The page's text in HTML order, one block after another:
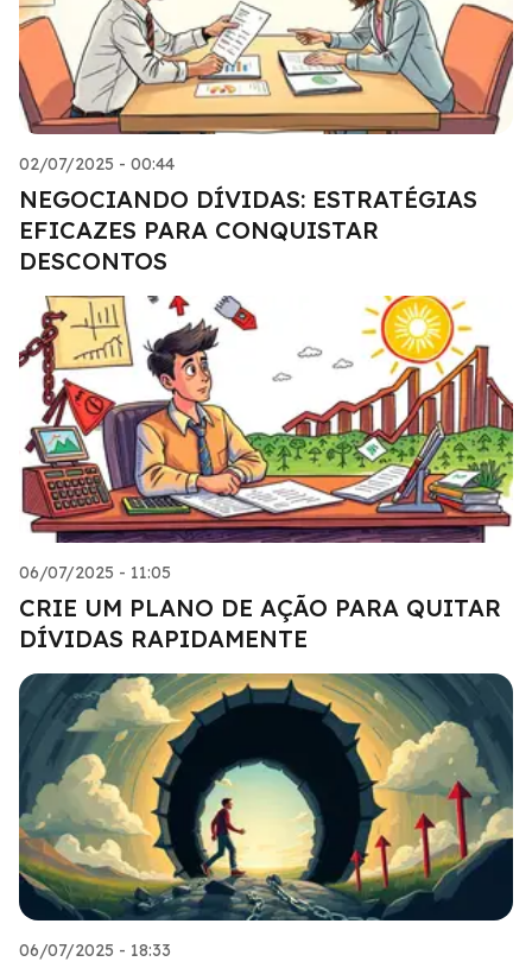
02/07/2025 - 00:44
NEGOCIANDO DÍVIDAS: ESTRATÉGIAS
EFICAZES PARA CONQUISTAR
DESCONTOS
06/07/2025 - 11:05
CRIE UM PLANO DE AÇÃO PARA QUITAR
DÍVIDAS RAPIDAMENTE
06/07/2025 - 18:33